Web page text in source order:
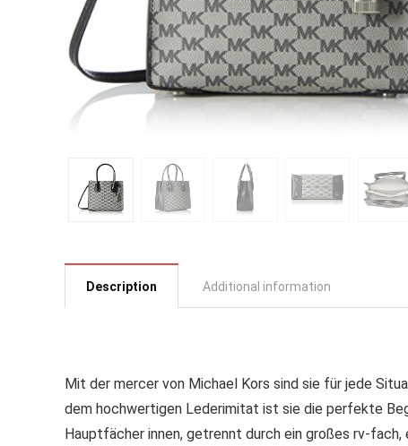
Description Additional information
Mit der mercer von Michael Kors sind sie für jede
dem hochwertigen Lederimitat ist sie die perfekte
Hauptfächer innen, getrennt durch ein großes rv-